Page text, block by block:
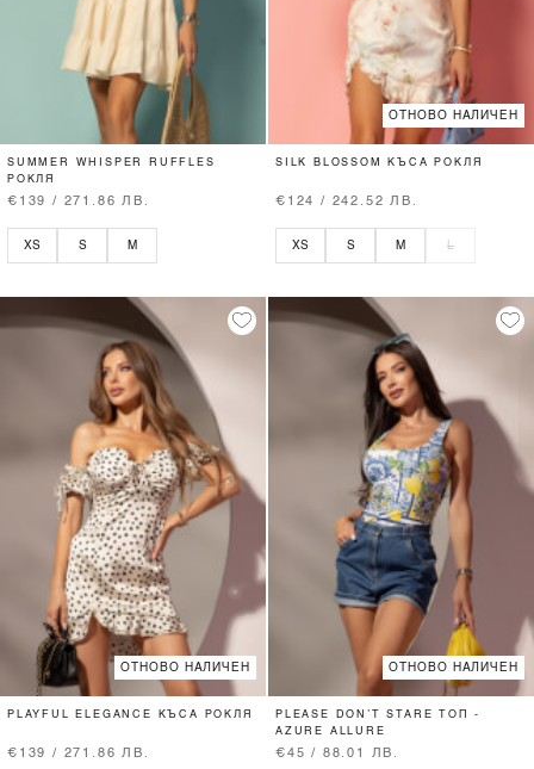
SUMMER WHISPER RUFFLES
РОКЛЯ
€139 / 271.86 ЛВ.
XS S M
ОТНОВО НАЛИЧЕН
SILK BLOSSOM КЪСА РОКЛЯ
€124 / 242.52 ЛВ.
XS S M L
ОТНОВО НАЛИЧЕН
PLAYFUL ELEGANCE КЪСА РОКЛЯ
€139 / 271.86 ЛВ.
ОТНОВО НАЛИЧЕН
PLEASE DON’T STARE ТОП -
AZURE ALLURE
€45 / 88.01 ЛВ.